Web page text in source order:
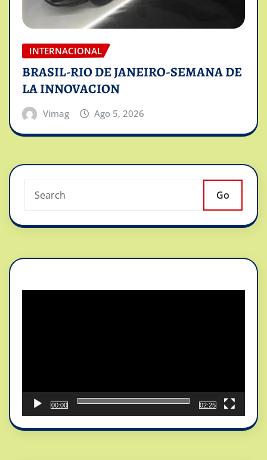
INTERNACIONAL
BRASIL-RIO DE JANEIRO-SEMANA DE
LA INNOVACION
Vimag Ago 5, 2026
Go
00:00 02:25